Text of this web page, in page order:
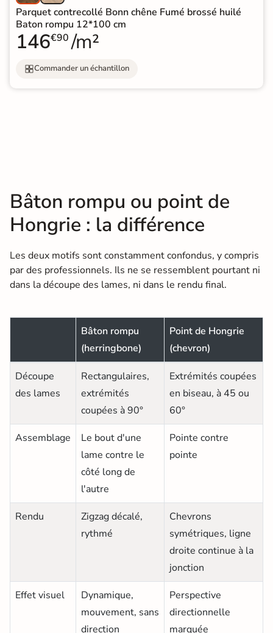
Parquet contrecollé Bonn chêne Fumé brossé huilé
Baton rompu 12*100 cm
146€90 /m²
Commander un échantillon
Bâton rompu ou point de
Hongrie : la différence
Les deux motifs sont constamment confondus, y compris
par des professionnels. Ils ne se ressemblent pourtant ni
dans la découpe des lames, ni dans le rendu final.
Bâton rompu
(herringbone)
Point de Hongrie
(chevron)
Découpe
des lames
Rectangulaires,
extrémités
coupées à 90°
Extrémités coupées
en biseau, à 45 ou
60°
Assemblage
Le bout d'une
lame contre le
côté long de
l'autre
Pointe contre
pointe
Rendu
Zigzag décalé,
rythmé
Chevrons
symétriques, ligne
droite continue à la
jonction
Effet visuel
Dynamique,
mouvement, sans
direction
Perspective
directionnelle
marquée